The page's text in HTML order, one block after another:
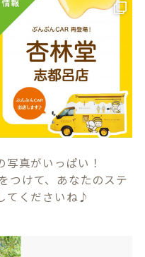
真がいっぱい！
つけて、あなたのステ
てくださいね♪